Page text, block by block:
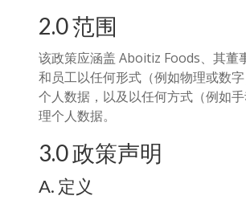
2.0 范围
该政策应涵盖 Aboitiz Foods、其董
和员工以任何形式（例如物理或数
个人数据，以及以任何方式（例如
理个人数据。
3.0 政策声明
A. 定义